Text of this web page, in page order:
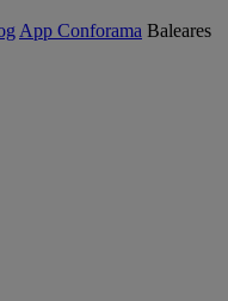
App Conforama Baleares